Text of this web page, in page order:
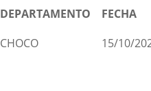
DEPARTAMENTO
FECHA
CHOCO 15/10/